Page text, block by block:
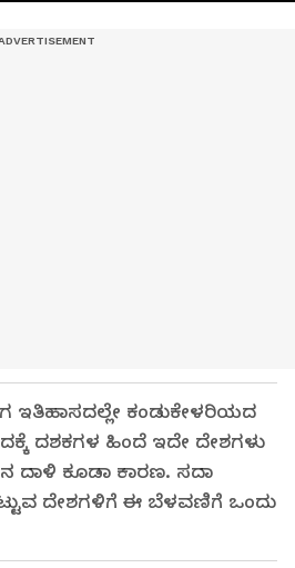
ಇತಿಹಾಸದಲ್ಲೇ ಕಂಡುಕೇಳರಿಯದ
ದಶಕಗಳ ಹಿಂದೆ ಇದೇ ದೇಶಗಳು
ಕೂಡಾ ಕಾರಣ. ಸದಾ
ದೇಶಗಳಿಗೆ ಈ ಬೆಳವಣಿಗೆ ಒಂದು